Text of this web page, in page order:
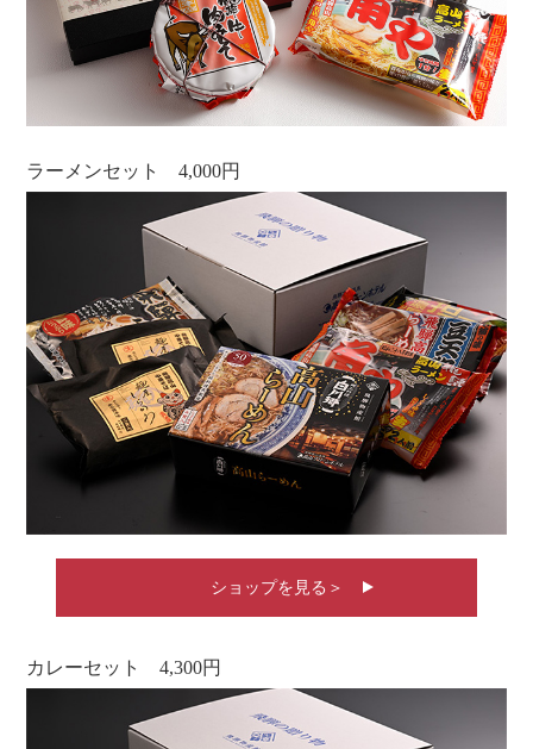
ラーメンセット 4,000円
ショップを見る＞
カレーセット 4,300円